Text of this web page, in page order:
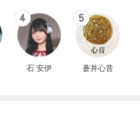
4
石 安伊
5
蒼井心音